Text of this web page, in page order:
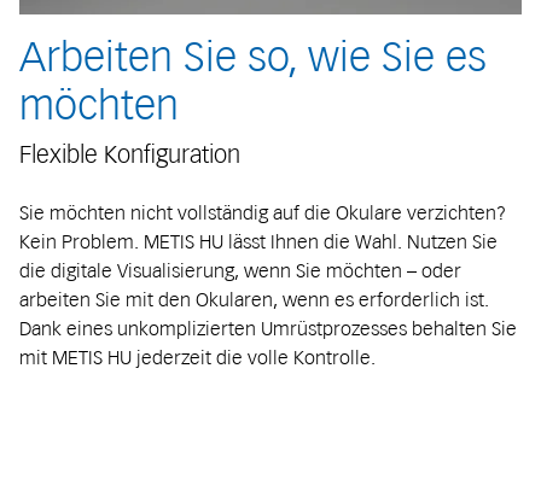
Arbeiten Sie so, wie Sie es
möchten
Flexible Konfiguration
Sie möchten nicht vollständig auf die Okulare verzichten?
Kein Problem. METIS HU lässt Ihnen die Wahl. Nutzen Sie
die digitale Visualisierung, wenn Sie möchten – oder
arbeiten Sie mit den Okularen, wenn es erforderlich ist.
Dank eines unkomplizierten Umrüstprozesses behalten Sie
mit METIS HU jederzeit die volle Kontrolle.